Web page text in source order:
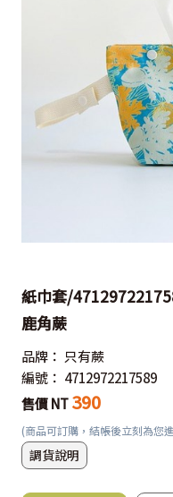
紙巾套/
鹿角蕨
品牌： 只有蕨
編號： 4712972217589
售價 NT 390
(商品可訂購，結帳後立刻為您
調貨說明